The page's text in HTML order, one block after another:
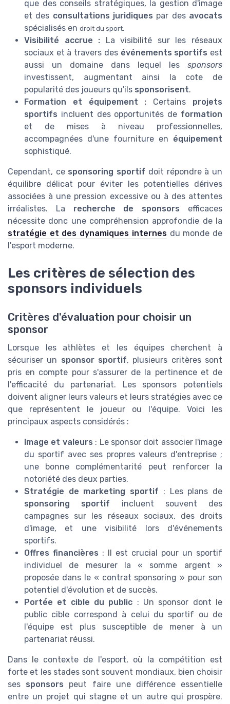
que des conseils stratégiques, la gestion d'image
et des consultations juridiques par des avocats
spécialisés en droit du sport.
Visibilité accrue : La visibilité sur les réseaux
sociaux et à travers des événements sportifs est
aussi un domaine dans lequel les sponsors
investissent, augmentant ainsi la cote de
popularité des joueurs qu'ils sponsorisent.
Formation et équipement : Certains projets
sportifs incluent des opportunités de formation
et de mises à niveau professionnelles,
accompagnées d'une fourniture en équipement
sophistiqué.
Cependant, ce sponsoring sportif doit répondre à un
équilibre délicat pour éviter les potentielles dérives
associées à une pression excessive ou à des attentes
irréalistes. La recherche de sponsors efficaces
nécessite donc une compréhension approfondie de la
stratégie et des dynamiques internesdu monde de
l'esport moderne.
Les critères de sélection des
sponsors individuels
Critères d'évaluation pour choisir un
sponsor
Lorsque les athlètes et les équipes cherchent à
sécuriser un sponsor sportif, plusieurs critères sont
pris en compte pour s'assurer de la pertinence et de
l'efficacité du partenariat. Les sponsors potentiels
doivent aligner leurs valeurs et leurs stratégies avec ce
que représentent le joueur ou l'équipe. Voici les
principaux aspects considérés :
Image et valeurs : Le sponsor doit associer l'image
du sportif avec ses propres valeurs d'entreprise ;
une bonne complémentarité peut renforcer la
notoriété des deux parties.
Stratégie de marketing sportif : Les plans de
sponsoring sportif incluent souvent des
campagnes sur les réseaux sociaux, des droits
d'image, et une visibilité lors d'événements
sportifs.
Offres financières : Il est crucial pour un sportif
individuel de mesurer la « somme argent »
proposée dans le « contrat sponsoring » pour son
potentiel d'évolution et de succès.
Portée et cible du public : Un sponsor dont le
public cible correspond à celui du sportif ou de
l'équipe est plus susceptible de mener à un
partenariat réussi.
Dans le contexte de l'esport, où la compétition est
forte et les stades sont souvent mondiaux, bien choisir
ses sponsors peut faire une différence essentielle
entre un projet qui stagne et un autre qui prospère.